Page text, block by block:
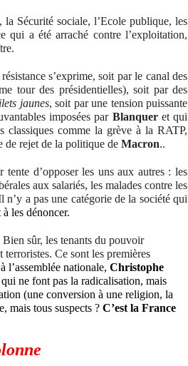
Sécurité sociale, l’Ecole publique, les
qui a été arraché contre l’exploitation,
s’exprime, soit par le canal des
tour des présidentielles), soit par des
jaunes, soit par une tension puissante
imposées par Blanqueret qui
classiques comme la grève à la RATP,
de rejet de la politique de Macron..
d’opposer les uns aux autres : les
aux salariés, les malades contre les
a pas une catégorie de la société qui
les dénoncer.
sûr, les tenants du pouvoir
Ce sont les premières
l’assemblée nationale, Christophe
ne font pas la radicalisation, mais
(une conversion à une religion, la
mais tous suspects ? C’est la France